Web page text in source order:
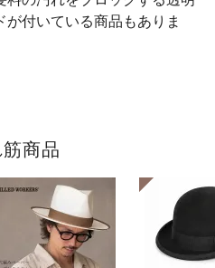
付いている商品もありま
商品